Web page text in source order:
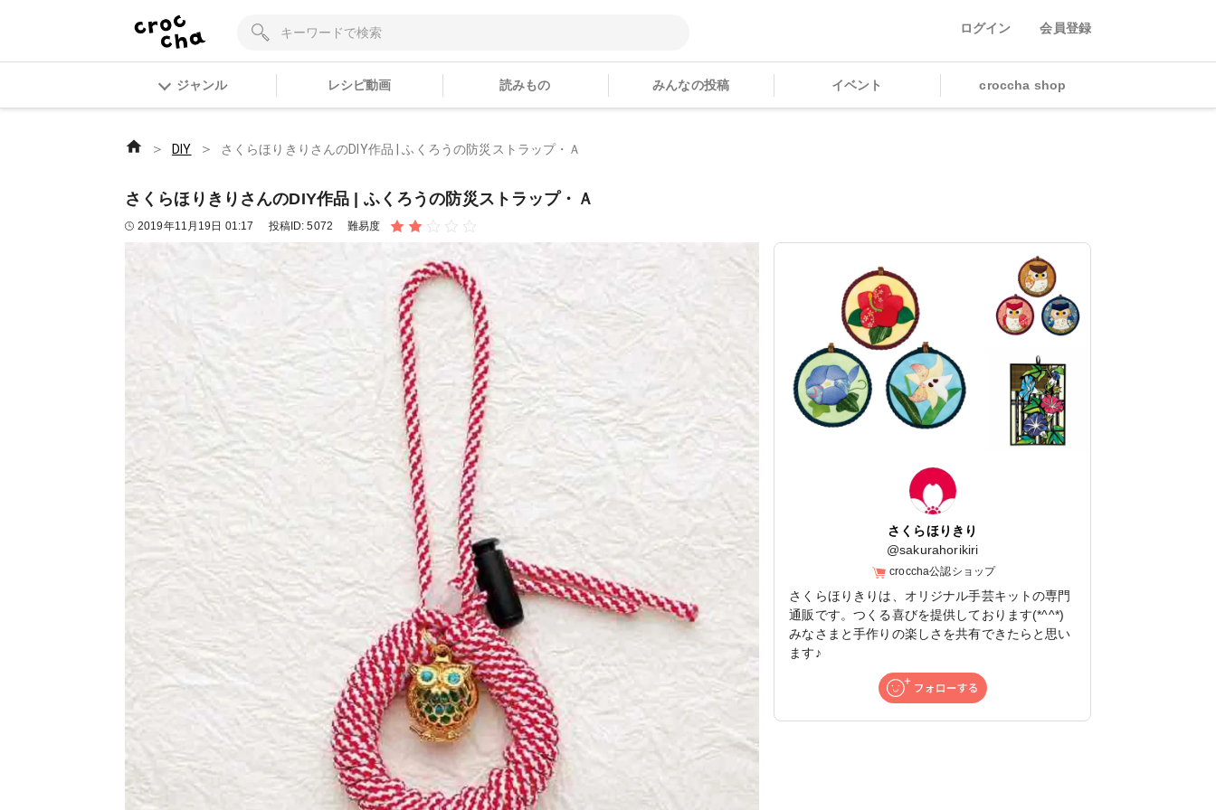
ログイン 会員登録
ジャンル レシピ動画 読みもの みんなの投稿 イベント croccha shop
＞ DIY ＞ さくらほりきりさんのDIY作品 | ふくろうの防災ストラップ・Ａ
さくらほりきりさんのDIY作品 | ふくろうの防災ストラップ・Ａ
2019年11月19日 01:17 投稿ID:5072 難易度
さくらほりきり
@sakurahorikiri
croccha公認ショップ
さくらほりきりは、オリジナル手芸キットの専門
通販です。つくる喜びを提供しております(*^^*)
みなさまと手作りの楽しさを共有できたらと思い
ます♪